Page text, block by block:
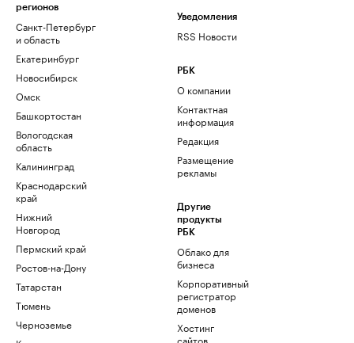
регионов
Санкт-Петербург
и область
Екатеринбург
Новосибирск
Омск
Башкортостан
Вологодская
область
Калининград
Краснодарский
край
Нижний
Новгород
Пермский край
Ростов-на-Дону
Татарстан
Тюмень
Черноземье
Уведомления
RSS Новости
РБК
О компании
Контактная
информация
Редакция
Размещение
рекламы
Другие
продукты
РБК
Облако для
бизнеса
Корпоративный
регистратор
доменов
Хостинг
сайтов